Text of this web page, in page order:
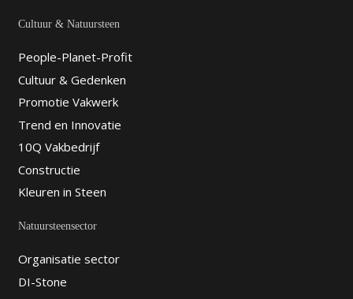
Cultuur & Natuursteen
People-Planet-Profit
Cultuur & Gedenken
Promotie Vakwerk
Trend en Innovatie
10Q Vakbedrijf
Constructie
Kleuren in Steen
Natuursteensector
Organisatie sector
DI-Stone